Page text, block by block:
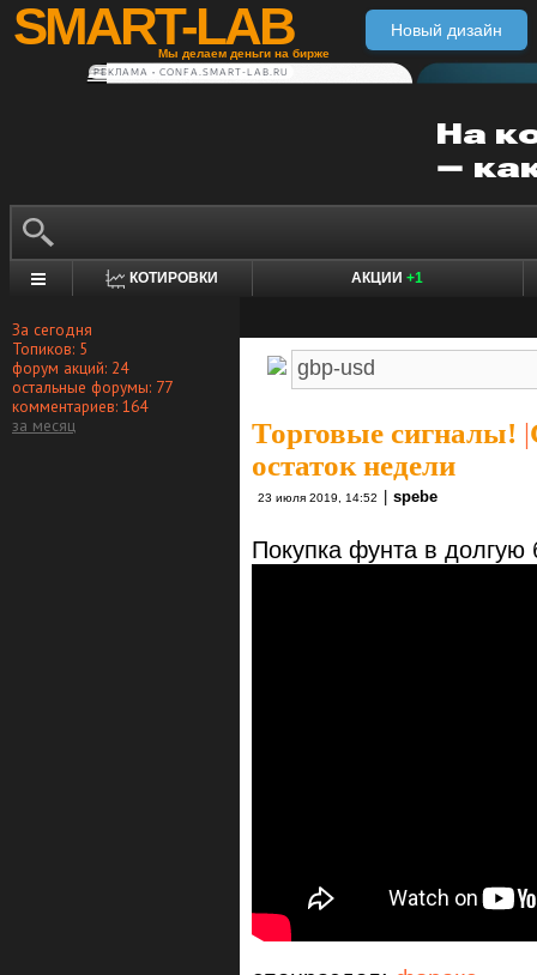
SMART-LAB
Мы делаем деньги на бирже
Новый дизайн
РЕКЛАМА • CONFA.SMART-LAB.RU
КОТИРОВКИ АКЦИИ +1
За сегодня
Топиков: 5
форум акций: 24
остальные форумы: 77
комментариев: 164
за месяц
Торговые сигналы! |
остаток недели
23 июля 2019, 14:52 spebe
Покупка фунта в долгую